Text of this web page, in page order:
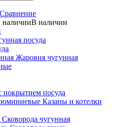
Сравнение
В наличии
посуда
Жаровня чугунная
покрытием посуда
Казаны и котелки
Сковорода чугунная